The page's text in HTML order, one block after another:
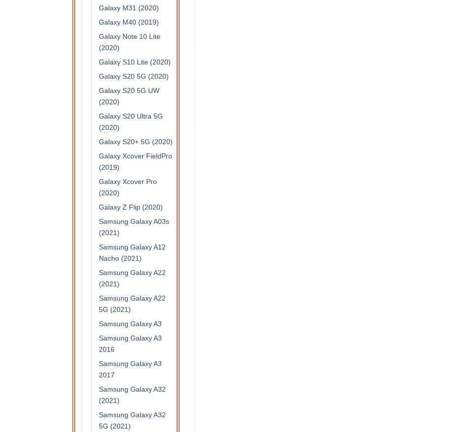
Galaxy M31 (2020)
Galaxy M40 (2019)
Galaxy Note 10 Lite
(2020)
Galaxy S10 Lite (2020)
Galaxy S20 5G (2020)
Galaxy S20 5G UW
(2020)
Galaxy S20 Ultra 5G
(2020)
Galaxy S20+ 5G (2020)
Galaxy Xcover FieldPro
(2019)
Galaxy Xcover Pro
(2020)
Galaxy Z Flip (2020)
Samsung Galaxy A03s
(2021)
Samsung Galaxy A12
Nacho (2021)
Samsung Galaxy A22
(2021)
Samsung Galaxy A22
5G (2021)
Samsung Galaxy A3
Samsung Galaxy A3
2016
Samsung Galaxy A3
2017
Samsung Galaxy A32
(2021)
Samsung Galaxy A32
5G (2021)